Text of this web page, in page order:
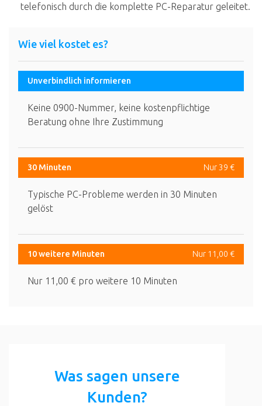
telefonisch durch die komplette PC-Reparatur geleitet.
Wie viel kostet es?
Unverbindlich informieren
Keine 0900-Nummer, keine kostenpflichtige
Beratung ohne Ihre Zustimmung
30 Minuten Nur 39 €
Typische PC-Probleme werden in 30 Minuten
gelöst
10 weitere Minuten Nur 11,00 €
Nur 11,00 € pro weitere 10 Minuten
Was sagen unsere
Kunden?